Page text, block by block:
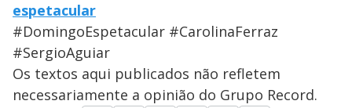
espetacular
#DomingoEspetacular #CarolinaFerraz
#SergioAguiar
Os textos aqui publicados não refletem
necessariamente a opinião do Grupo Record.